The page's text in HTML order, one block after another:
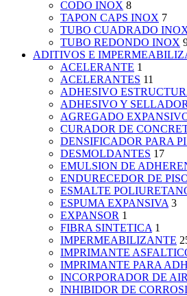
CODO INOX 8
TAPON CAPS INOX 7
TUBO CUADRADO
TUBO REDONDO INOX
ADITIVOS E
ACELERANTE 1
ACELERANTES 11
ADHESIVO
ADHESIVO Y
AGREGADO
CURADOR DE
DENSIFICADOR PARA
DESMOLDANTES 17
EMULSION DE
ENDURECEDOR DE
ESMALTE
ESPUMA EXPANSIVA 3
EXPANSOR 1
FIBRA SINTETICA 1
IMPERMEABILIZANTE
IMPRIMANTE
IMPRIMANTE PARA
INCORPORADOR DE
INHIBIDOR DE